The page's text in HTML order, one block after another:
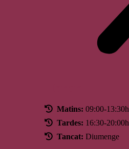
Matins: 09:00-13:30h
Tardes: 16:30-20:00h
Tancat: Diumenge